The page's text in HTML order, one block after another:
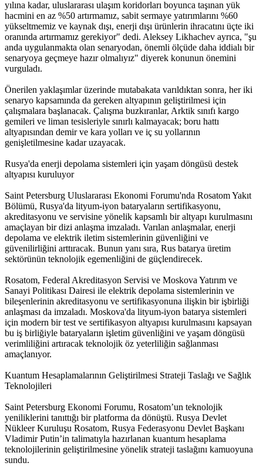
yılına kadar, uluslararası ulaşım koridorları boyunca taşınan yük
hacmini en az %50 artırmamız, sabit sermaye yatırımlarını %60
yükseltmemiz ve kaynak dışı, enerji dışı ürünlerin ihracatını üçte iki
oranında artırmamız gerekiyor" dedi. Aleksey Likhachev ayrıca, "şu
anda uygulanmakta olan senaryodan, önemli ölçüde daha iddialı bir
senaryoya geçmeye hazır olmalıyız" diyerek konunun önemini
vurguladı.
Önerilen yaklaşımlar üzerinde mutabakata varıldıktan sonra, her iki
senaryo kapsamında da gereken altyapının geliştirilmesi için
çalışmalara başlanacak. Çalışma buzkıranlar, Arktik sınıfı kargo
gemileri ve liman tesisleriyle sınırlı kalmayacak; boru hattı
altyapısından demir ve kara yolları ve iç su yollarının
genişletilmesine kadar uzayacak.
Rusya'da enerji depolama sistemleri için yaşam döngüsü destek
altyapısı kuruluyor
Saint Petersburg Uluslararası Ekonomi Forumu'nda Rosatom Yakıt
Bölümü, Rusya'da lityum-iyon bataryaların sertifikasyonu,
akreditasyonu ve servisine yönelik kapsamlı bir altyapı kurulmasını
amaçlayan bir dizi anlaşma imzaladı. Varılan anlaşmalar, enerji
depolama ve elektrik iletim sistemlerinin güvenliğini ve
güvenilirliğini arttıracak. Bunun yanı sıra, Rus batarya üretim
sektörünün teknolojik egemenliğini de güçlendirecek.
Rosatom, Federal Akreditasyon Servisi ve Moskova Yatırım ve
Sanayi Politikası Dairesi ile elektrik depolama sistemlerinin ve
bileşenlerinin akreditasyonu ve sertifikasyonuna ilişkin bir işbirliği
anlaşması da imzaladı. Moskova'da lityum-iyon batarya sistemleri
için modern bir test ve sertifikasyon altyapısı kurulmasını kapsayan
bu iş birliğiyle bataryaların işletim güvenliğini ve yaşam döngüsü
verimliliğini artıracak teknolojik öz yeterliliğin sağlanması
amaçlanıyor.
Kuantum Hesaplamalarının Geliştirilmesi Strateji Taslağı ve Sağlık
Teknolojileri
Saint Petersburg Ekonomi Forumu, Rosatom’un teknolojik
yeniliklerini tanıttığı bir platforma da dönüştü. Rusya Devlet
Nükleer Kuruluşu Rosatom, Rusya Federasyonu Devlet Başkanı
Vladimir Putin’in talimatıyla hazırlanan kuantum hesaplama
teknolojilerinin geliştirilmesine yönelik strateji taslağını kamuoyuna
sundu.